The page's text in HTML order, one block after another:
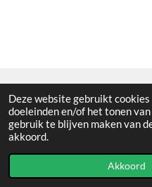
Deze website gebruikt
doeleinden en/of het tonen
gebruik te blijven maken van
akkoord.
Akkoord
Algemene voorwaarden
© 2021 - RC en mineralenshop